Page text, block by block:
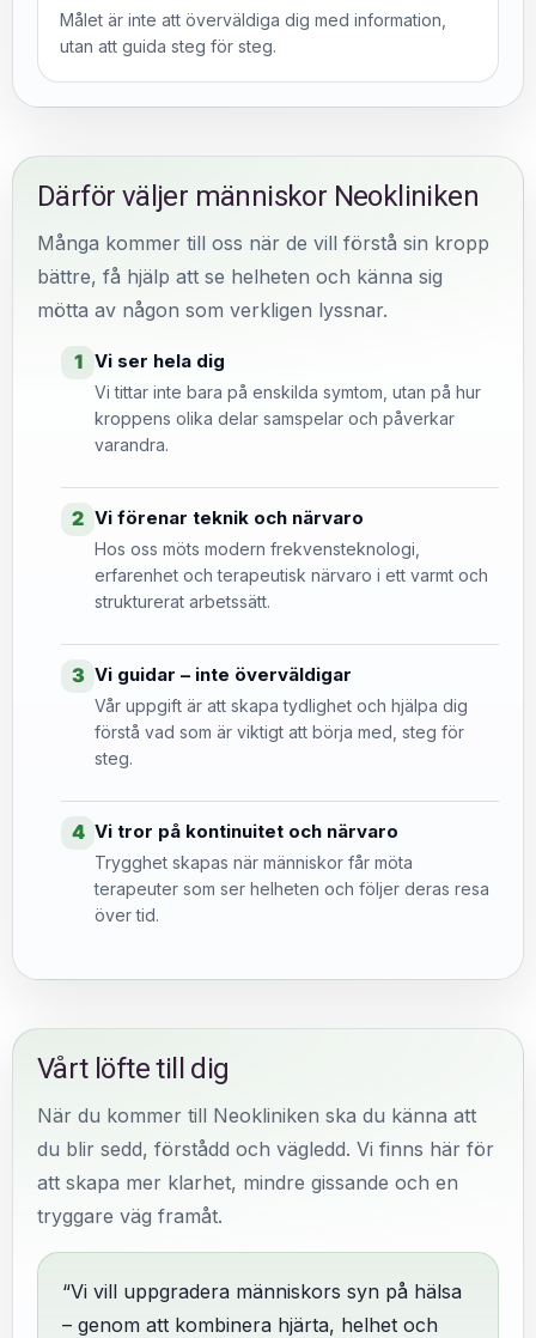
Målet är inte att överväldiga dig med information,
utan att guida steg för steg.
Därför väljer människor Neokliniken
Många kommer till oss när de vill förstå sin kropp
bättre, få hjälp att se helheten och känna sig
mötta av någon som verkligen lyssnar.
1 Vi ser hela dig
Vi tittar inte bara på enskilda symtom, utan på hur
kroppens olika delar samspelar och påverkar
varandra.
2 Vi förenar teknik och närvaro
Hos oss möts modern frekvensteknologi,
erfarenhet och terapeutisk närvaro i ett varmt och
strukturerat arbetssätt.
3 Vi guidar – inte överväldigar
Vår uppgift är att skapa tydlighet och hjälpa dig
förstå vad som är viktigt att börja med, steg för
steg.
4 Vi tror på kontinuitet och närvaro
Trygghet skapas när människor får möta
terapeuter som ser helheten och följer deras resa
över tid.
Vårt löfte till dig
När du kommer till Neokliniken ska du känna att
du blir sedd, förstådd och vägledd. Vi finns här för
att skapa mer klarhet, mindre gissande och en
tryggare väg framåt.
“Vi vill uppgradera människors syn på hälsa
– genom att kombinera hjärta, helhet och